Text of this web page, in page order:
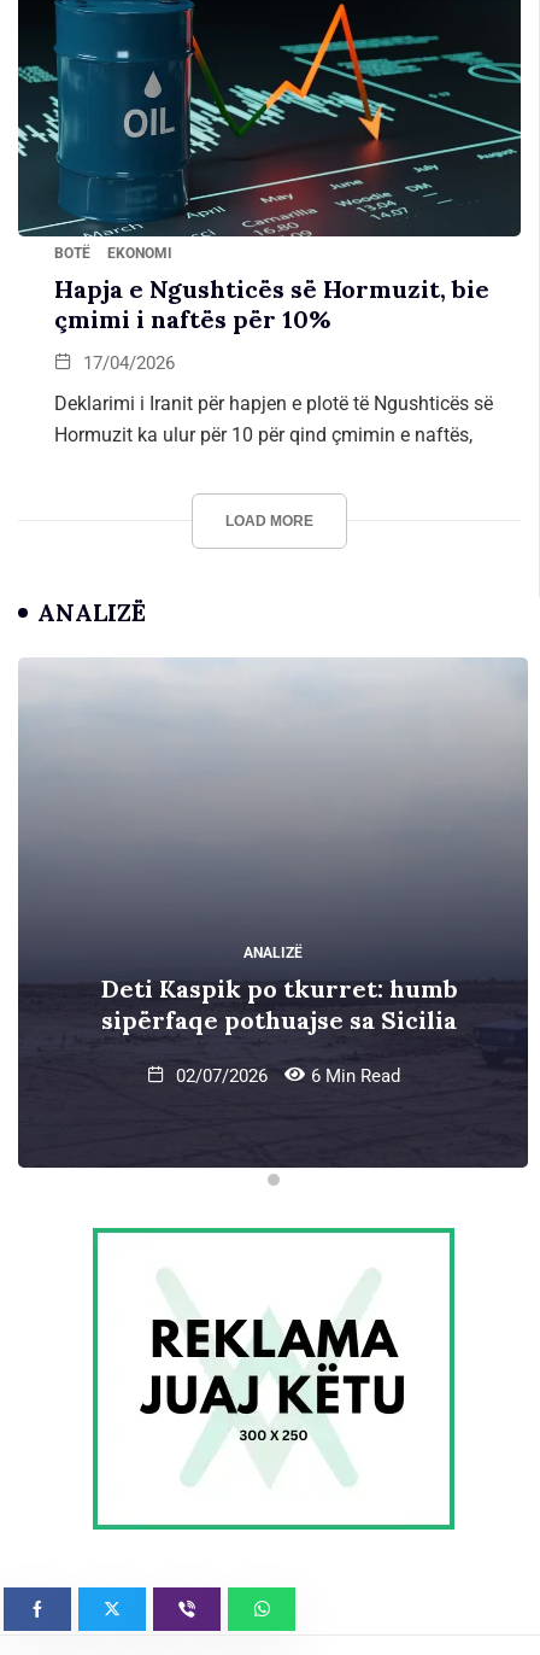
BOTË EKONOMI
Hapja e Ngushticës së Hormuzit, bie
çmimi i naftës për 10%
Deklarimi i Iranit për hapjen e plotë të Ngushticës së
Hormuzit ka ulur për 10 për qind çmimin e naftës,
17/04/2026
LOAD MORE
ANALIZË
Nëntë shtetet që
bërthamore
02/03/2026